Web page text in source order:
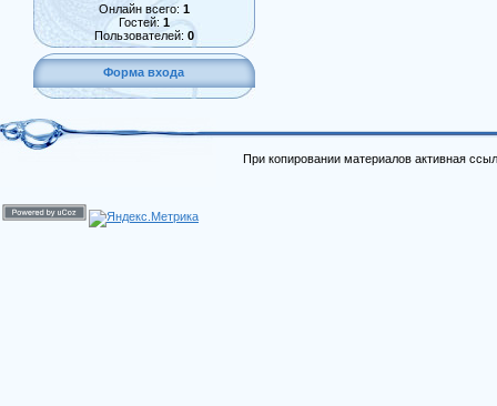
Онлайн всего: 1
Гостей: 1
Пользователей: 0
Форма входа
При копировании материалов активная